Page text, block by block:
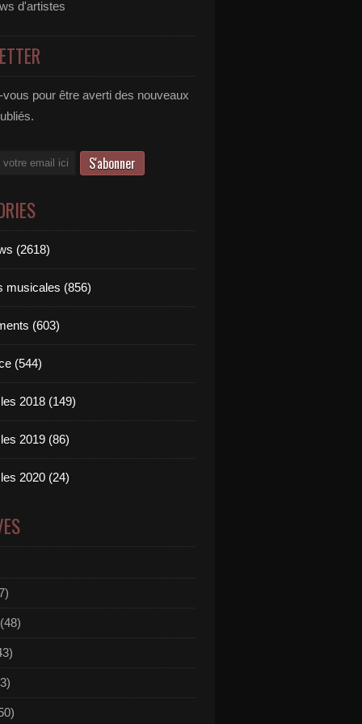
d'artistes
pour être averti des nouveaux
(2618)
musicales (856)
(603)
(544)
2018 (149)
2019 (86)
2020 (24)